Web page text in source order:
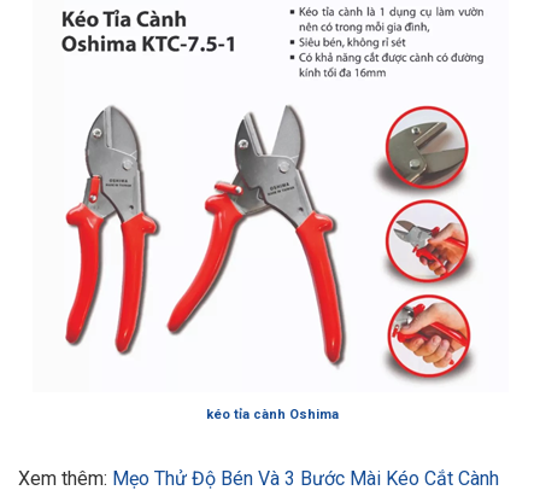
kéo tỉa cành Oshima
Xem thêm: Mẹo Thử Độ Bén Và 3 Bước Mài Kéo Cắt Cành